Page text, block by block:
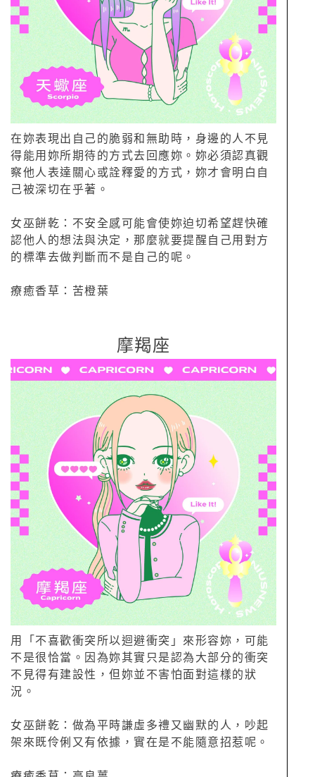
在妳表現出自己的脆弱和無助時，身邊的人不見
得能用妳所期待的方式去回應妳。妳必須認真觀
察他人表達關心或詮釋愛的方式，妳才會明白自
己被深切在乎著。
女巫餅乾：不安全感可能會使妳迫切希望趕快確
認他人的想法與決定，那麼就要提醒自己用對方
的標準去做判斷而不是自己的呢。
療癒香草：苦橙葉
摩羯座
用「不喜歡衝突所以迴避衝突」來形容妳，可能
不是很恰當。因為妳其實只是認為大部分的衝突
不見得有建設性，但妳並不害怕面對這樣的狀
況。
女巫餅乾：做為平時謙虛多禮又幽默的人，吵起
架來既伶俐又有依據，實在是不能隨意招惹呢。